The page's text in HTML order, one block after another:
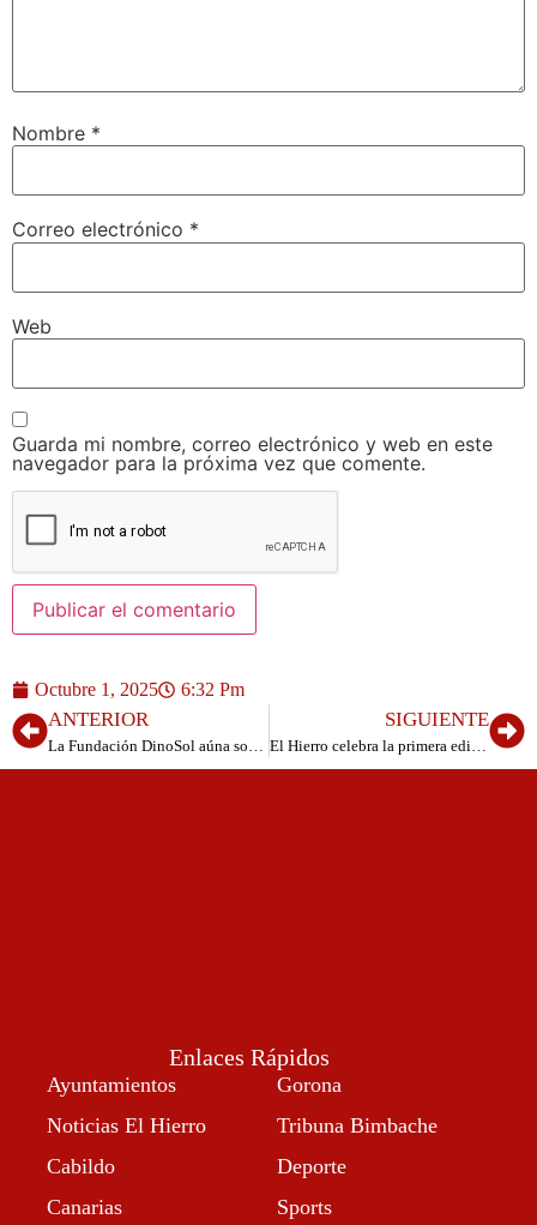
Nombre *
Correo electrónico *
Web
Guarda mi nombre, correo electrónico y web en este
navegador para la próxima vez que comente.
Octubre 1, 2025 6:32 Pm
ANTERIOR
La Fundación DinoSol aúna solidaridad y deportes con la entrega de 1.000 kilos de productos al Banco de Alimentos de Tenerife en el marco de ExpoDeca 25
SIGUIENTE
El Hierro celebra la primera edición de la pasarela “El Hierro Moda con Alma”
Enlaces Rápidos
Ayuntamientos
Noticias El Hierro
Cabildo
Canarias
Gorona
Tribuna Bimbache
Deporte
Sports